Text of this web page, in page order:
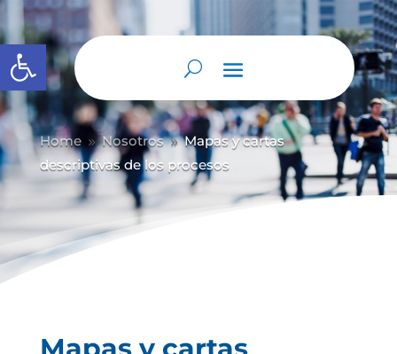
Abrir barra de herramientas
Home 9 Nosotros 9 Mapas y cartas
descriptivas de los procesos